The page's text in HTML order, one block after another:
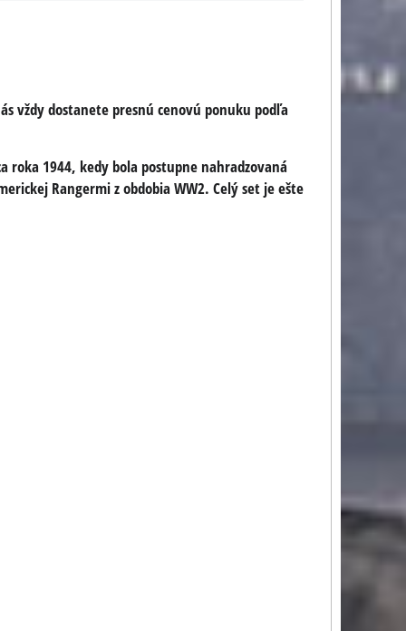
vždy dostanete presnú cenovú ponuku podľa
1944, kedy bola postupne nahradzovaná
Rangermi z obdobia WW2. Celý set je ešte
US náboj .45 ACP do
Dekoračné odliatok náboja
.45 ACP do pištolí a